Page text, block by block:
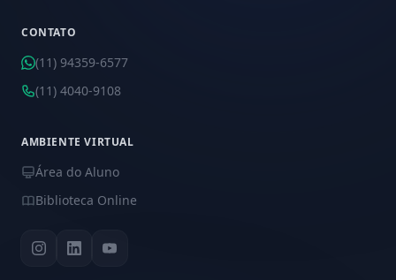
CONTATO
(11) 94359-6577
(11) 4040-9108
AMBIENTE VIRTUAL
Área do Aluno
Biblioteca Online